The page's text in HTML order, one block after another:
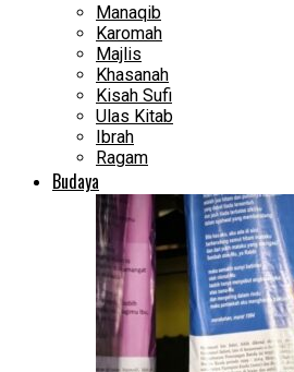
Manaqib
Karomah
Majlis
Khasanah
Kisah Sufi
Ulas Kitab
Ibrah
Ragam
Budaya